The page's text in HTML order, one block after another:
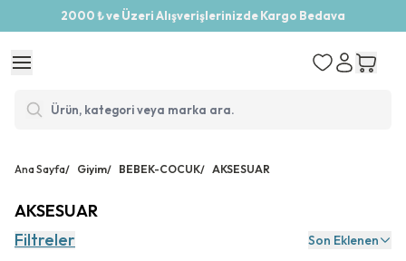
2000 ₺ ve Üzeri Alışverişlerinizde Kargo Bedava
Ana Sayfa/ Giyim/ BEBEK-COCUK/ AKSESUAR
AKSESUAR
Filtreler
Son Eklenen